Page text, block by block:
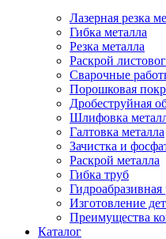
Лазерная резка
Гибка металла
Резка металла
Раскрой
Сварочные
Порошковая
Дробеструйная
Шлифовка
Галтовка металла
Зачистка и
Раскрой металла
Гибка труб
Гидроабразивная
Изготовление
Преимущества
Каталог